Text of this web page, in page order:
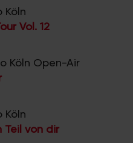
Köln
Vol. 12
Köln Open-Air
Köln
Teil von dir